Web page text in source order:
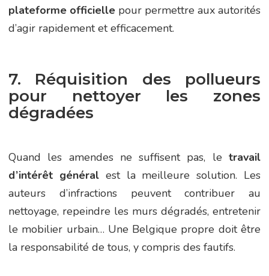
plateforme officielle pour permettre aux autorités
d’agir rapidement et efficacement.
7. Réquisition des pollueurs
pour nettoyer les zones
dégradées
Quand les amendes ne suffisent pas, le travail
d’intérêt généralest la meilleure solution. Les
auteurs d’infractions peuvent contribuer au
nettoyage, repeindre les murs dégradés, entretenir
le mobilier urbain… Une Belgique propre doit être
la responsabilité de tous, y compris des fautifs.